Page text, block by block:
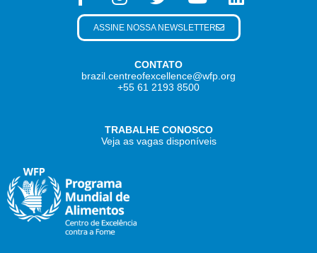
CONTATO
brazil.centreofexcellence@wfp.org
+55 61 2193 8500
TRABALHE CONOSCO
Veja as vagas disponíveis
ASSINE NOSSA NEWSLETTER